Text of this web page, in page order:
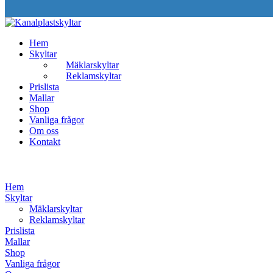
Hem
Skyltar
Mäklarskyltar
Reklamskyltar
Prislista
Mallar
Shop
Vanliga frågor
Om oss
Kontakt
Hem
Skyltar
Mäklarskyltar
Reklamskyltar
Prislista
Mallar
Shop
Vanliga frågor